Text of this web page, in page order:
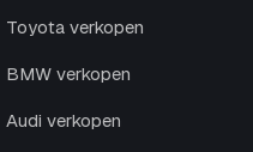
Toyota verkopen
BMW verkopen
Audi verkopen